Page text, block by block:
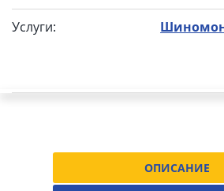
Услуги:
ОПИСАНИЕ